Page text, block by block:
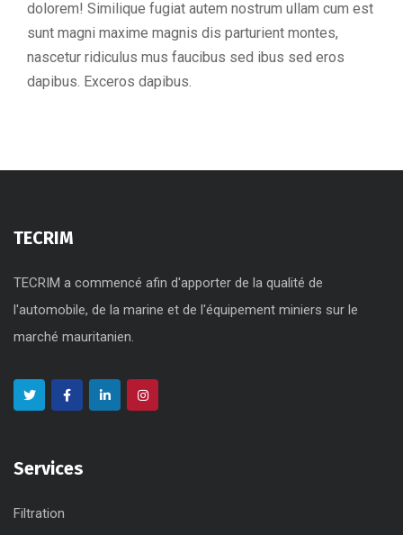
dolorem! Similique fugiat autem nostrum ullam cum est
sunt magni maxime magnis dis parturient montes,
nascetur ridiculus mus faucibus sed ibus sed eros
dapibus. Exceros dapibus.
TECRIM
TECRIM a commencé afin d'apporter de la qualité de
l'automobile, de la marine et de l'équipement miniers sur le
marché mauritanien.
Services
Filtration